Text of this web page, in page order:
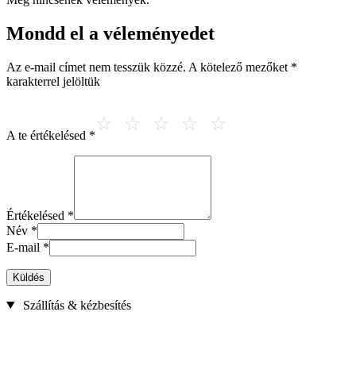
Mondd el a véleményedet
Az e-mail címet nem tesszük közzé. A kötelező mezőket *
karakterrel jelöltük
A te értékelésed *
Értékelésed *
Név *
E-mail *
Küldés
Szállítás & kézbesítés